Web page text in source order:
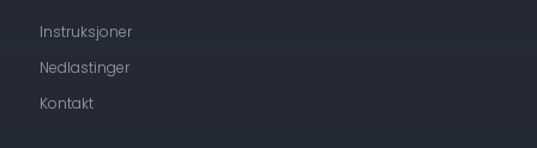
Instruksjoner
Nedlastinger
Kontakt